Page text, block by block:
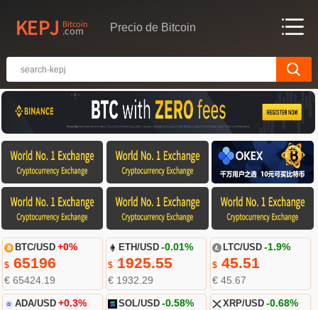
Precio de Bitcoin
BTC/USD +0%
$65196
€ 65424.19
ETH/USD -0.01%
$ 1925.55
€ 1932.29
LTC/USD -1.9%
$45.51
€ 45.67
ADA/USD +0.3% SOL/USD -0.58% XRP/USD -0.68%